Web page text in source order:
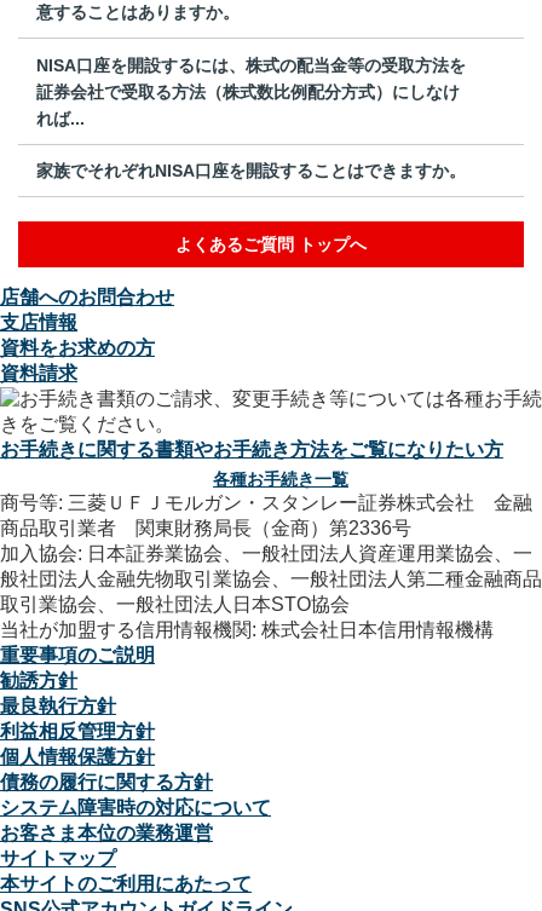
意することはありますか。
NISA口座を開設するには、株式の配当金等の受取方法を
証券会社で受取る方法（株式数比例配分方式）にしなけ
れば...
家族でそれぞれNISA口座を開設することはできますか。
よくあるご質問 トップへ
店舗へのお問合わせ
支店情報
資料をお求めの方
資料請求
お手続きに関する書類やお手続き方法をご覧になりたい方
各種お手続き一覧
商号等: 三菱ＵＦＪモルガン・スタンレー証券株式会社 金融
商品取引業者 関東財務局長（金商）第2336号
加入協会: 日本証券業協会、一般社団法人資産運用業協会、一
般社団法人金融先物取引業協会、一般社団法人第二種金融商品
取引業協会、一般社団法人日本STO協会
当社が加盟する信用情報機関: 株式会社日本信用情報機構
重要事項のご説明
勧誘方針
最良執行方針
利益相反管理方針
個人情報保護方針
債務の履行に関する方針
システム障害時の対応について
お客さま本位の業務運営
サイトマップ
本サイトのご利用にあたって